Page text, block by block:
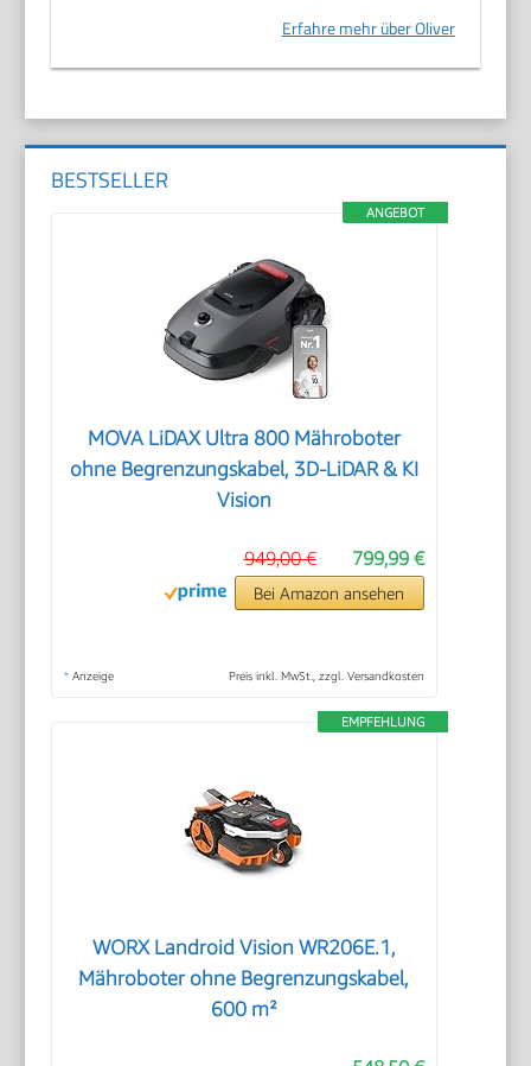
Erfahre mehr über Oliver
BESTSELLER
ANGEBOT
MOVA LiDAX Ultra 800 Mähroboter
ohne Begrenzungskabel, 3D-LiDAR & KI
Vision
799,99 €
949,00 €
Bei Amazon ansehen
* Anzeige Preis inkl. MwSt., zzgl. Versandkosten
EMPFEHLUNG
WORX Landroid Vision WR206E.1,
Mähroboter ohne Begrenzungskabel,
600 m²